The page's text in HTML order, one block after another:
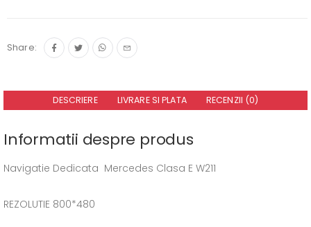
Share:
DESCRIERE LIVRARE SI PLATA RECENZII (0)
Informatii despre produs
Navigatie Dedicata Mercedes Clasa E W211
REZOLUTIE 800*480